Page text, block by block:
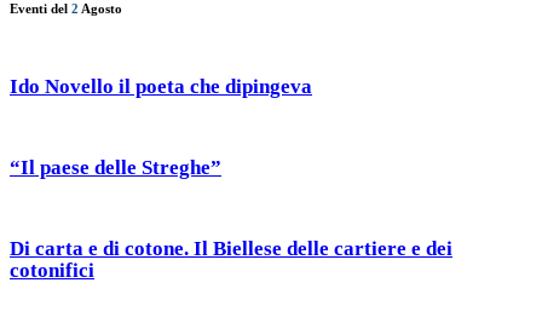
Eventi del 2 Agosto
Ido Novello il poeta che dipingeva
“Il paese delle Streghe”
Di carta e di cotone. Il Biellese delle cartiere e dei
cotonifici